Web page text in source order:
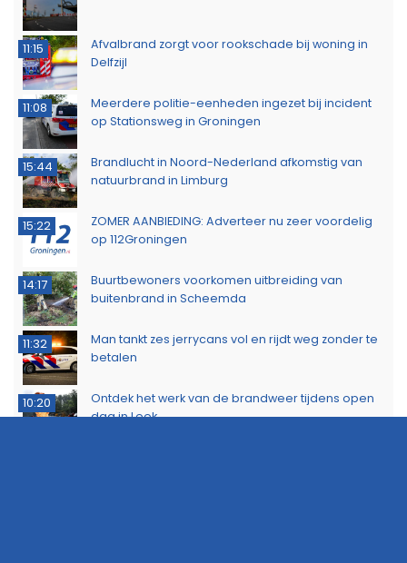
11:15
Afvalbrand zorgt voor rookschade bij woning in
Delfzijl
11:08
Meerdere politie-eenheden ingezet bij incident
op Stationsweg in Groningen
15:44
Brandlucht in Noord-Nederland afkomstig van
natuurbrand in Limburg
15:22
ZOMER AANBIEDING: Adverteer nu zeer voordelig
op 112Groningen
14:17
Buurtbewoners voorkomen uitbreiding van
buitenbrand in Scheemda
11:32
Man tankt zes jerrycans vol en rijdt weg zonder te
betalen
10:20
Ontdek het werk van de brandweer tijdens open
dag in Leek